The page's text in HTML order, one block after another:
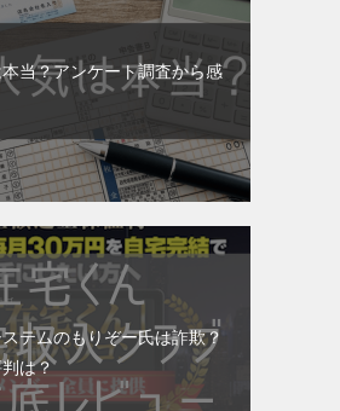
当？アンケート調査から感
テムのもりぞー氏は詐欺？
は？